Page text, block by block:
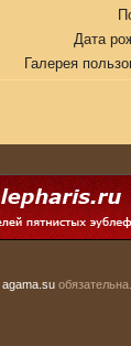
Дата
Галерея
agama.su обязательна.